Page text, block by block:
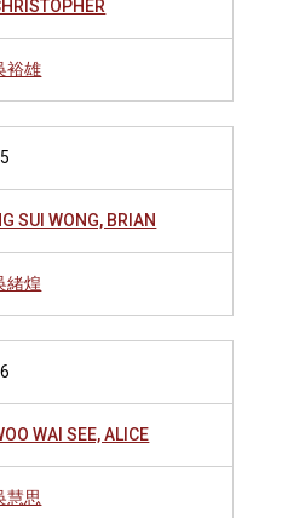
裕雄
SUI WONG, BRIAN
緒煌
WAI SEE, ALICE
慧思